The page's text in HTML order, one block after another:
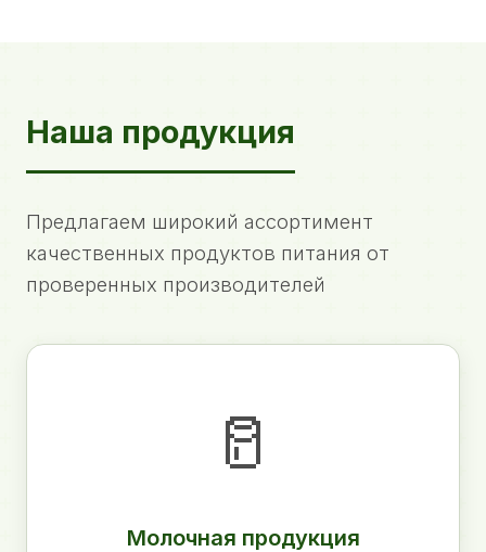
Наша продукция
Предлагаем широкий ассортимент
качественных продуктов питания от
проверенных производителей
🥛
Молочная продукция